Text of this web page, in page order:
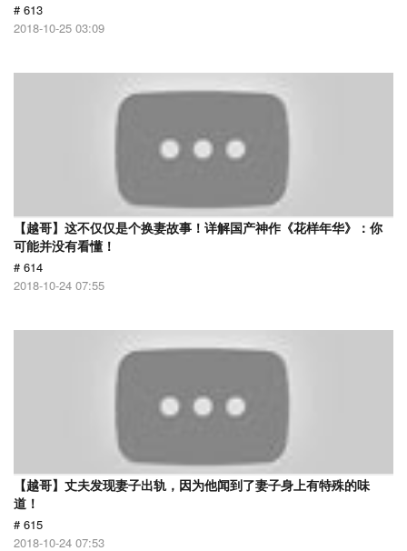
# 613
2018-10-25 03:09
【越哥】这不仅仅是个换妻故事！详解国产神作《花样年华》：你
可能并没有看懂！
# 614
2018-10-24 07:55
【越哥】丈夫发现妻子出轨，因为他闻到了妻子身上有特殊的味
道！
# 615
2018-10-24 07:53